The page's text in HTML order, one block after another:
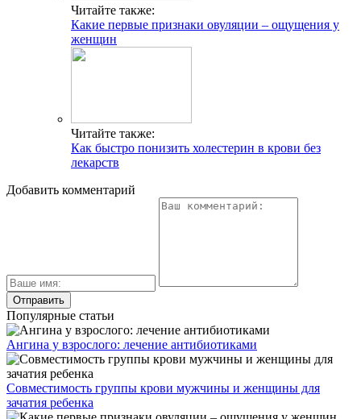
Читайте также:
Какие первые признаки овуляции – ощущения у
женщин
Читайте также:
Как быстро понизить холестерин в крови без
лекарств
Добавить комментарий
Популярные статьи
Ангина у взрослого: лечение антибиотиками
Совместимость группы крови мужчины и женщины для
зачатия ребенка